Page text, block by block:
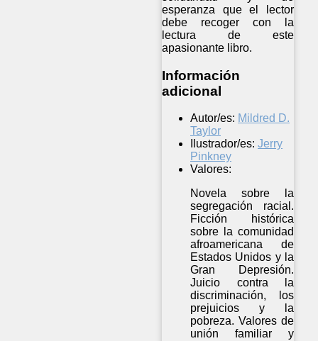
esperanza que el lector
debe recoger con la
lectura de este
apasionante libro.
Información
adicional
Autor/es: Mildred D.
Taylor
Ilustrador/es: Jerry
Pinkney
Valores:
Novela sobre la
segregación racial.
Ficción histórica
sobre la comunidad
afroamericana de
Estados Unidos y la
Gran Depresión.
Juicio contra la
discriminación, los
prejuicios y la
pobreza. Valores de
unión familiar y